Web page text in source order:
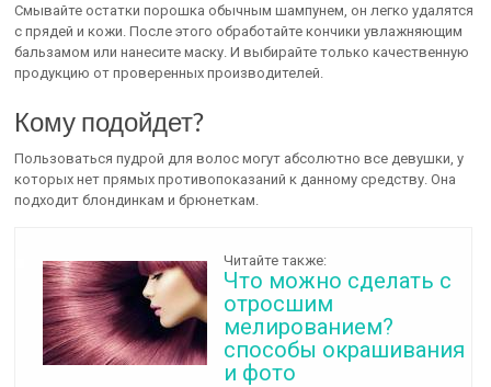
Смывайте остатки порошка обычным шампунем, он легко удалятся
с прядей и кожи. После этого обработайте кончики увлажняющим
бальзамом или нанесите маску. И выбирайте только качественную
продукцию от проверенных производителей.
Кому подойдет?
Пользоваться пудрой для волос могут абсолютно все девушки, у
которых нет прямых противопоказаний к данному средству. Она
подходит блондинкам и брюнеткам.
Читайте также:
Что можно сделать с
отросшим
мелированием?
способы окрашивания
и фото